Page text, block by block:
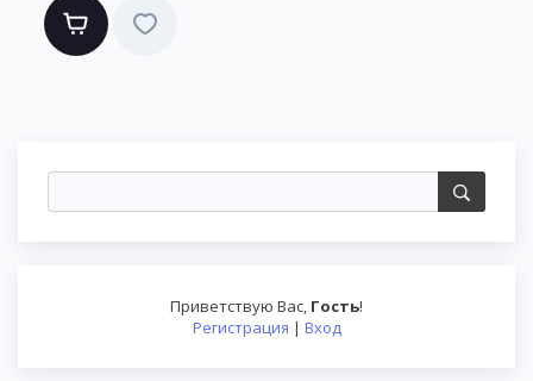
Приветствую Вас, Гость!
Регистрация | Вход